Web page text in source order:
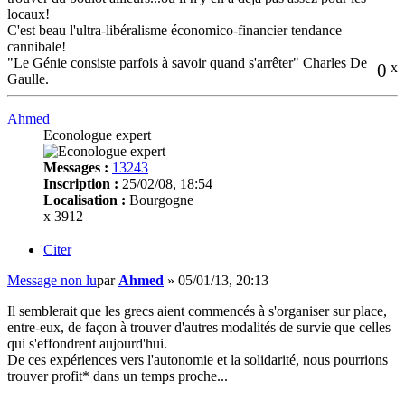
locaux!
C'est beau l'ultra-libéralisme économico-financier tendance
cannibale!
0 x
"Le Génie consiste parfois à savoir quand s'arrêter" Charles De
Gaulle.
Ahmed
Econologue expert
Messages : 13243
Inscription : 25/02/08, 18:54
Localisation : Bourgogne
x 3912
Citer
Message non lupar Ahmed » 05/01/13, 20:13
Il semblerait que les grecs aient commencés à s'organiser sur place,
entre-eux, de façon à trouver d'autres modalités de survie que celles
qui s'effondrent aujourd'hui.
De ces expériences vers l'autonomie et la solidarité, nous pourrions
trouver profit* dans un temps proche...